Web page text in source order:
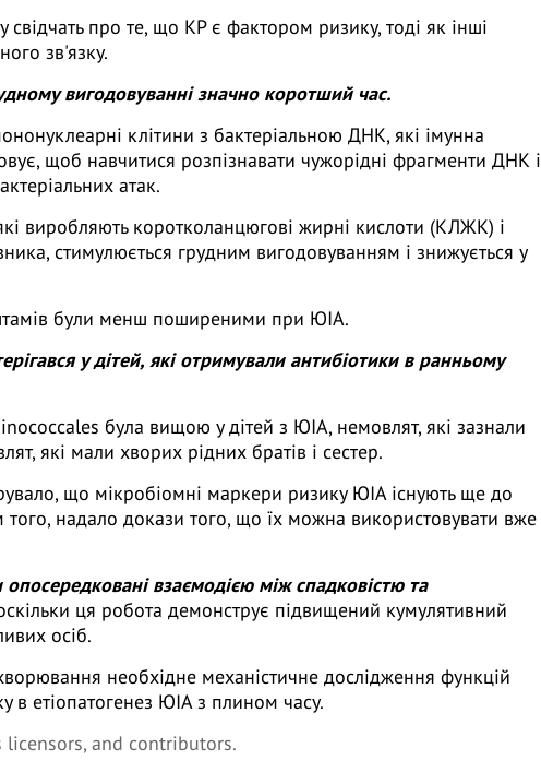
свідчать про те, що КР є фактором ризику, тоді як інші
зв'язку.
вигодовуванні значно коротший час.
клітини з бактеріальною ДНК, які імунна
щоб навчитися розпізнавати чужорідні фрагменти ДНК і
атак.
виробляють коротколанцюгові жирні кислоти (КЛЖК) і
стимулюється грудним вигодовуванням і знижується у
були менш поширеними при ЮІА.
у дітей, які отримували антибіотики в ранньому
була вищою у дітей з ЮІА, немовлят, які зазнали
які мали хворих рідних братів і сестер.
що мікробіомні маркери ризику ЮІА існують ще до
того, надало докази того, що їх можна використовувати вже
взаємодією між спадковістю та
ця робота демонструє підвищений кумулятивний
осіб.
необхідне механістичне дослідження функцій
в етіопатогенез ЮІА з плином часу.
and contributors.